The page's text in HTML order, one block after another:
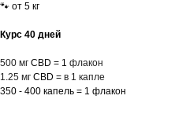
🐾 от 5 кг
Курс 40 дней
500 мг CBD = 1 флакон
1.25 мг CBD = в 1 капле
350 - 400 капель = 1 флакон